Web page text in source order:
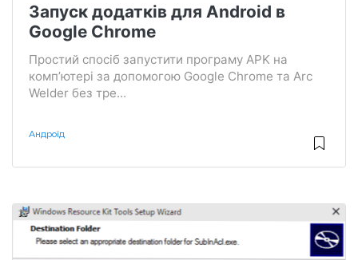
Запуск додатків для Android в
Google Chrome
Простий спосіб запустити програму APK на
комп’ютері за допомогою Google Chrome та Arc
Welder без тре...
Андроїд